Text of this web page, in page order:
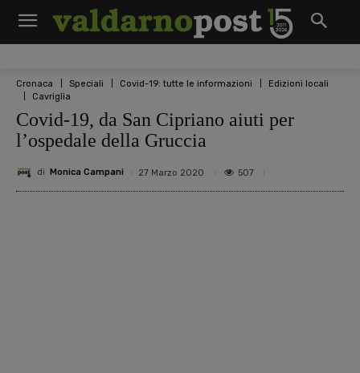
Cronaca Speciali Covid-19: tutte le informazioni
Edizioni locali
Cavriglia
Covid-19, da San Cipriano aiuti per
l’ospedale della Gruccia
di Monica Campani 27 Marzo 2020 507